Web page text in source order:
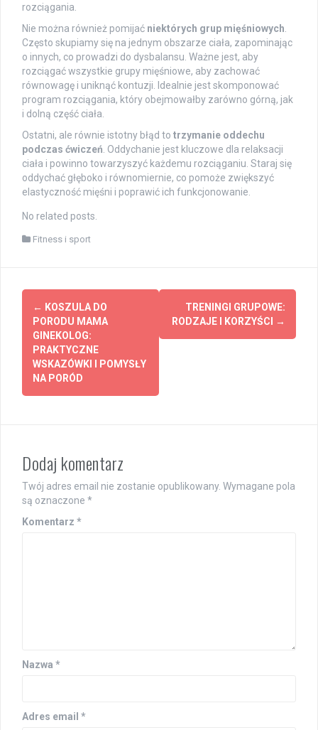
rozciągania.
Nie można również pomijać niektórych grup mięśniowych.
Często skupiamy się na jednym obszarze ciała, zapominając
o innych, co prowadzi do dysbalansu. Ważne jest, aby
rozciągać wszystkie grupy mięśniowe, aby zachować
równowagę i uniknąć kontuzji. Idealnie jest skomponować
program rozciągania, który obejmowałby zarówno górną, jak
i dolną część ciała.
Ostatni, ale równie istotny błąd to trzymanie oddechu
podczas ćwiczeń. Oddychanie jest kluczowe dla relaksacji
ciała i powinno towarzyszyć każdemu rozciąganiu. Staraj się
oddychać głęboko i równomiernie, co pomoże zwiększyć
elastyczność mięśni i poprawić ich funkcjonowanie.
No related posts.
Fitness i sport
Post
navigation
← KOSZULA DO
PORODU MAMA
GINEKOLOG:
PRAKTYCZNE
WSKAZÓWKI I POMYSŁY
NA PORÓD
TRENINGI GRUPOWE:
RODZAJE I KORZYŚCI
→
Dodaj komentarz
Twój adres email nie zostanie opublikowany. Wymagane pola
są oznaczone *
Komentarz *
Nazwa *
Adres email *